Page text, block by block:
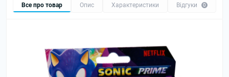
Все про товар Опис Характеристики Відгуки 0